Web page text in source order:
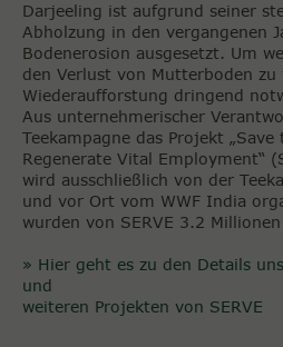
Darjeeling ist aufgrund seiner
Abholzung in den vergangenen
Bodenerosion ausgesetzt. Um
den Verlust von Mutterboden
Wiederaufforstung dringend
Aus unternehmerischer
Teekampagne das Projekt
Regenerate Vital Employment“
wird ausschließlich von der
und vor Ort vom WWF India
wurden von SERVE 3.2
» Hier geht es zu den Details
und
weiteren Projekten von SERVE